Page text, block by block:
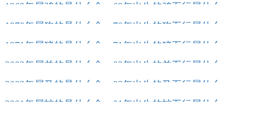
1969年属鸡的是什么命，69年出生的鸡五行属什么
1970年属狗的是什么命，70年出生的狗五行属什么
1971年属猪的是什么命，71年出生的猪五行属什么
2003年属羊的是什么命，03年出生的羊五行属什么
2002年属马的是什么命，02年出生的马五行属什么
2001年属蛇的是什么命，01年出生的蛇五行属什么